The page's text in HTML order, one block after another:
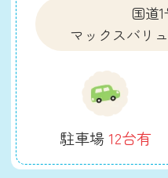
国道
マックスバリ
駐車場12台有